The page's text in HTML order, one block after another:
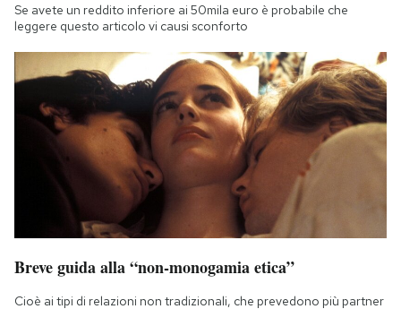
Se avete un reddito inferiore ai 50mila euro è probabile che
leggere questo articolo vi causi sconforto
Breve guida alla “non-monogamia etica”
Cioè ai tipi di relazioni non tradizionali, che prevedono più partner